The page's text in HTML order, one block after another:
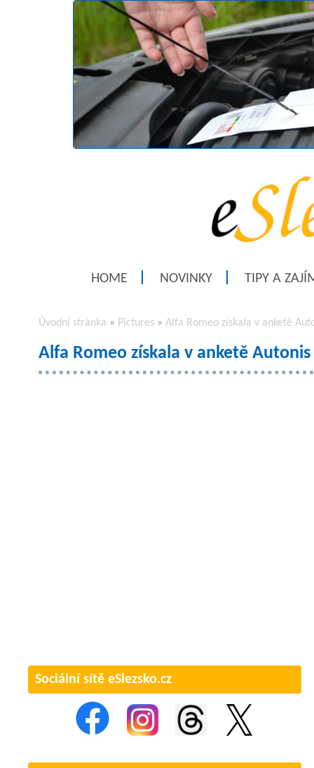
HOME NOVINKY TIPY A
Úvodní stránka » Pictures » Alfa Romeo získala v anketě
Alfa Romeo získala v anketě
Sociální sítě eSlezsko.cz